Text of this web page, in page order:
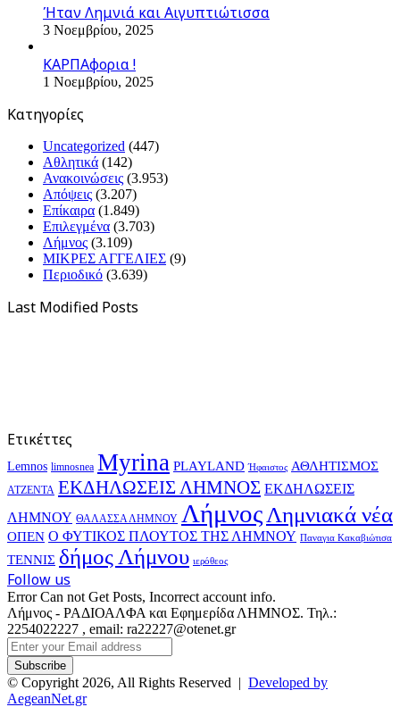
Ήταν Λημνιά και Αιγυπτιώτισσα
3 Νοεμβρίου, 2025
ΚΑΡΠΑφορια !
1 Νοεμβρίου, 2025
Kατηγορίες
Uncategorized (447)
Αθλητικά (142)
Ανακοινώσεις (3.953)
Απόψεις (3.207)
Επίκαιρα (1.849)
Επιλεγμένα (3.703)
Λήμνος (3.109)
ΜΙΚΡΕΣ ΑΓΓΕΛΙΕΣ (9)
Περιοδικό (3.639)
Last Modified Posts
Ετικέττες
Lemnos limnosnea Myrina PLAYLAND Ήφαιστος ΑΘΛΗΤΙΣΜΟΣ
ΑΤΖΕΝΤΑ ΕΚΔΗΛΩΣΕΙΣ ΛΗΜΝΟΣ ΕΚΔΗΛΩΣΕΙΣ
ΛΗΜΝΟΥ ΘΑΛΑΣΣΑ ΛΗΜΝΟΥ ΛήμνοςΛημνιακά νέα
ΟΠΕΝ Ο ΦΥΤΙΚΟΣ ΠΛΟΥΤΟΣ ΤΗΣ ΛΗΜΝΟΥ Παναγια Κακαβιώτισα
ΤΕΝΝΙΣ δήμος Λήμνου ιερόθεος
Follow us
Error Can not Get Posts, Incorrect account info.
Λήμνος - ΡΑΔΙΟΑΛΦΑ και Εφημερίδα ΛΗΜΝΟΣ. Τηλ.:
2254022227 , email: ra22227@otenet.gr
Enter
your
Email
address
© Copyright 2026, All Rights Reserved | Developed by
AegeanNet.gr